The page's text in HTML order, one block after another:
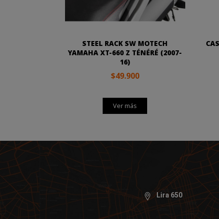
STEEL RACK SW MOTECH
YAMAHA XT-660 Z TÉNÉRÉ (2007-
16)
$49.900
Ver más
Lira 650